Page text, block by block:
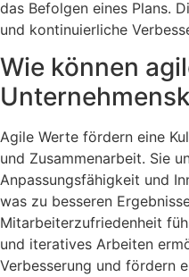
das Befolgen eines Plans.
und kontinuierliche
Wie können
Agile Werte fördern eine
und Zusammenarbeit. Sie
Anpassungsfähigkeit und
was zu besseren
Mitarbeiterzufriedenheit
und iteratives Arbeiten
Verbesserung und fördern